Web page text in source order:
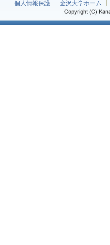
個人情報保護 金沢大学ホーム